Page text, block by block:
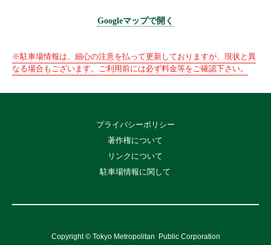
Googleマップで開く
※駐車場情報は、細心の注意を払って更新しておりますが、現状と異
なる場合もございます。ご利用前には必ず料金等をご確認下さい。
プライバシーポリシー
著作権について
リンクについて
駐車場情報に関して
Copyright © Tokyo Metropolitan Public Corporation